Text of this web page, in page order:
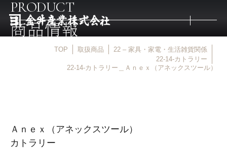
PRODUCT
商品情報
TOP 取扱商品
22 – 家具・家電・生活雑貨関係
22-14-カトラリー
22-14-カトラリー＿Ａｎｅｘ（アネックスツール）
Ａｎｅｘ（アネックスツール）
カトラリー